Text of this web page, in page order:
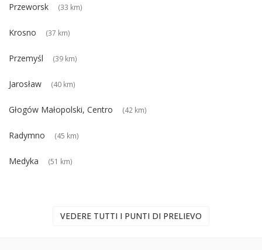
Przeworsk (33 km)
Krosno (37 km)
Przemyśl (39 km)
Jarosław (40 km)
Głogów Małopolski, Centro (42 km)
Radymno (45 km)
Medyka (51 km)
VEDERE TUTTI I PUNTI DI PRELIEVO